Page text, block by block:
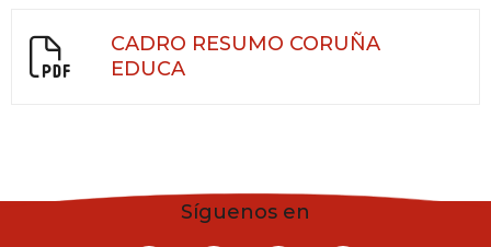
CADRO RESUMO CORUÑA
EDUCA
Síguenos en